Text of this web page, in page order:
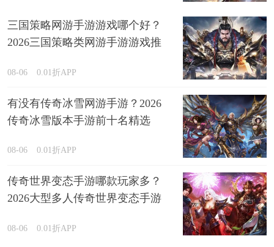
三国策略网游手游游戏哪个好？
2026三国策略类网游手游游戏推
08-06 0.01折APP
有没有传奇冰雪网游手游？2026
传奇冰雪版本手游前十名精选
08-06 0.01折APP
传奇世界变态手游哪款玩家多？
2026大型多人传奇世界变态手游
08-06 0.01折APP